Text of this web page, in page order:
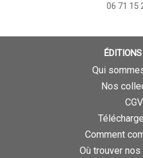
06 71 15
Qui
Nos
CGV
Comment
Où trouver